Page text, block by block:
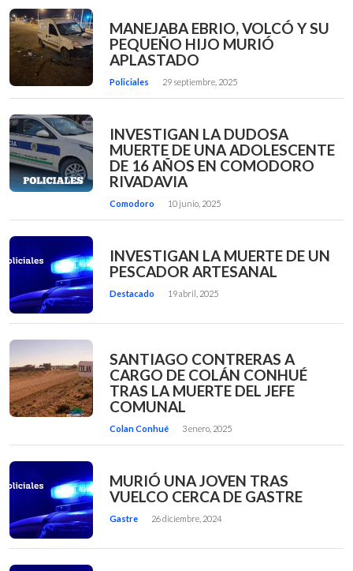
MANEJABA EBRIO, VOLCÓ Y SU
PEQUEÑO HIJO MURIÓ
APLASTADO
Policiales 29 septiembre, 2025
INVESTIGAN LA DUDOSA
MUERTE DE UNA ADOLESCENTE
DE 16 AÑOS EN COMODORO
RIVADAVIA
Comodoro 10 junio, 2025
INVESTIGAN LA MUERTE DE UN
PESCADOR ARTESANAL
Destacado 19 abril, 2025
SANTIAGO CONTRERAS A
CARGO DE COLÁN CONHUÉ
TRAS LA MUERTE DEL JEFE
COMUNAL
Colan Conhué 3 enero, 2025
MURIÓ UNA JOVEN TRAS
VUELCO CERCA DE GASTRE
Gastre 26 diciembre, 2024